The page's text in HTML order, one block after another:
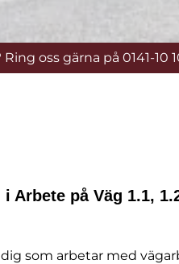
Ring oss gärna på 0141-10
på Väg 1.1,
som arbetar med